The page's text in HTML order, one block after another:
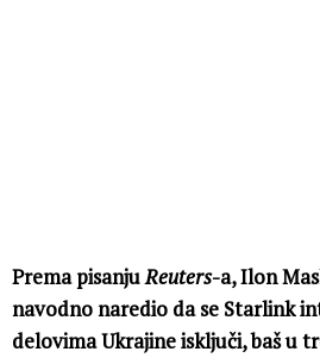
Prema pisanjuReuters-a, Ilon
navodno naredio da se Starlink
delovima Ukrajine isključi, baš u